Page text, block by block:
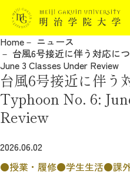
受験生の方
Home
ニュース
台風6号接近に伴う対応に
June 3 Classes Under Review
台風6号接近に伴う
Typhoon No. 6:
Review
2026.06.02
授業・履修
学生生活 課